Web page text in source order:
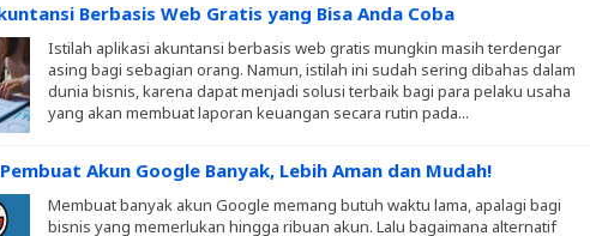
Berbasis Web Gratis yang Bisa Anda Coba
Istilah aplikasi akuntansi berbasis web gratis mungkin masih terdengar
asing bagi sebagian orang. Namun, istilah ini sudah sering dibahas dalam
dunia bisnis, karena dapat menjadi solusi terbaik bagi para pelaku usaha
yang akan membuat laporan keuangan secara rutin pada...
Akun Google Banyak, Lebih Aman dan Mudah!
Membuat banyak akun Google memang butuh waktu lama, apalagi bagi
bisnis yang memerlukan hingga ribuan akun. Lalu bagaimana alternatif